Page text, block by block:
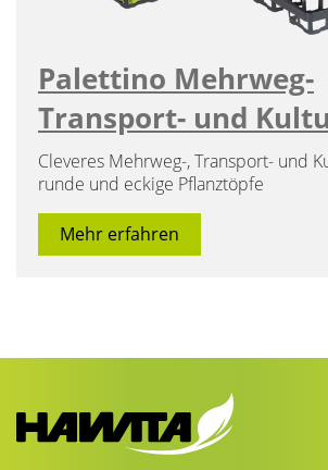
Palettino Mehrweg-
Transport- und
Cleveres Mehrweg-, Transport- und
runde und eckige Pflanztöpfe
Mehr erfahren